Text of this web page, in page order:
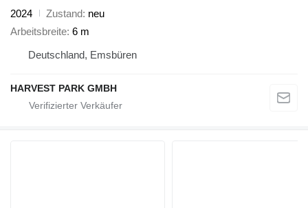
2024
Zustand neu
Arbeitsbreite 6 m
Deutschland, Emsbüren
HARVEST PARK GMBH